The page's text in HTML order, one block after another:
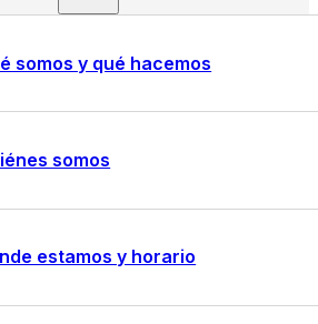
somos y qué hacemos
somos
estamos y horario